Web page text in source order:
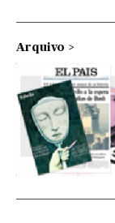
Arquivo